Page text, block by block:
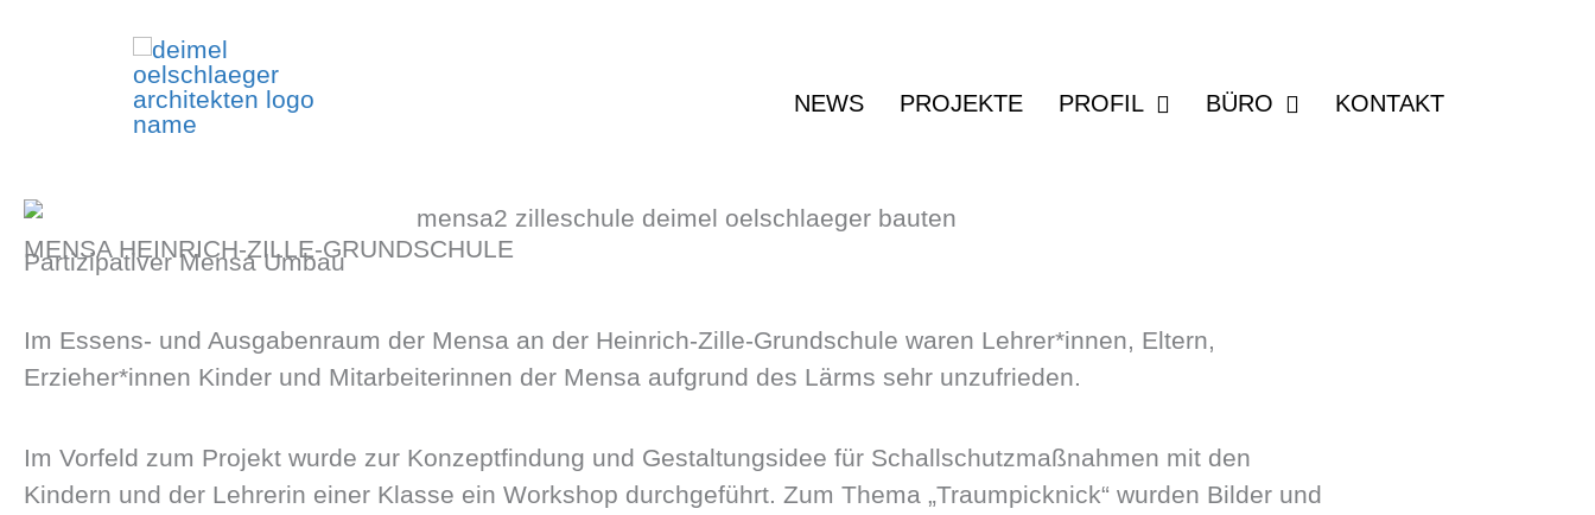
NEWS PROJEKTE PROFIL BÜRO KONTAKT
MENSA HEINRICH-ZILLE-GRUNDSCHULE
Partizipativer Mensa Umbau
Im Essens- und Ausgabenraum der Mensa an der Heinrich-Zille-Grundschule waren Lehrer*innen, Eltern,
Erzieher*innen Kinder und Mitarbeiterinnen der Mensa aufgrund des Lärms sehr unzufrieden.
Im Vorfeld zum Projekt wurde zur Konzeptfindung und Gestaltungsidee für Schallschutzmaßnahmen mit den
Kindern und der Lehrerin einer Klasse ein Workshop durchgeführt. Zum Thema „Traumpicknick“ wurden Bilder und